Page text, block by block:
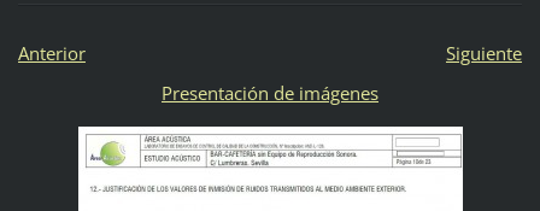
Anterior
Siguiente
Presentación de imágenes